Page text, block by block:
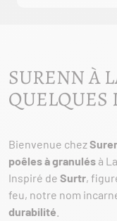
SURENN À
QUELQUES
Bienvenue chez
poêles à granulés à
Inspiré de Surtr,
feu, notre nom
durabilité